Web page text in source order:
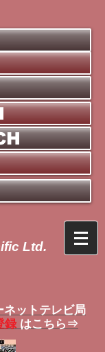
Ltd.
ネットテレビ局
録 はこちら⇒